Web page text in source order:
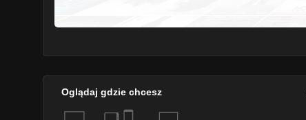
Oglądaj gdzie chcesz